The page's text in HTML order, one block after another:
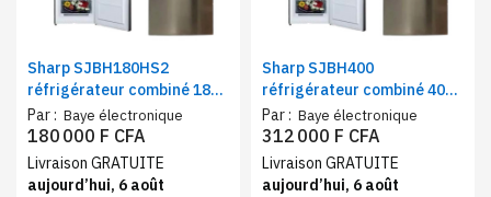
Sharp SJBH180HS2
réfrigérateur combiné 180
litres gris | Frigo et
congélateur Defrost
Par : Baye électronique
180 000 F CFA
Livraison GRATUITE
aujourd’hui, 6 août
Sharp SJBH400
réfrigérateur combiné 400
litres gris | Frigo et
congélateur No Frost
Par : Baye électronique
312 000 F CFA
Livraison GRATUITE
aujourd’hui, 6 août